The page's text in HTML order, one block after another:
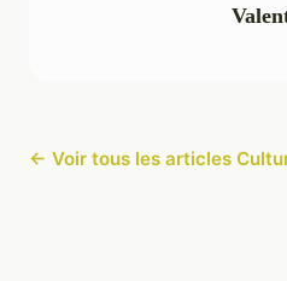
← Voir tous les articles